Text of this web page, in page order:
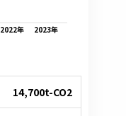
2022年 2023年
14,700t-CO2